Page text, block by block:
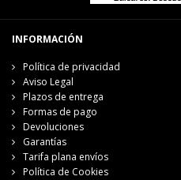
INFORMACIÓN
Política de privacidad
Aviso Legal
Plazos de entrega
Formas de pago
Devoluciones
Garantías
Tarifa plana envíos
Política de Cookies